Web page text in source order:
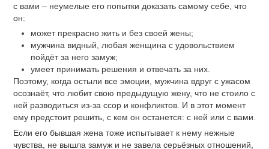
с вами – неумелые его попытки доказать самому себе, что
он:
может прекрасно жить и без своей жены;
мужчина видный, любая женщина с удовольствием
пойдёт за него замуж;
умеет принимать решения и отвечать за них.
Поэтому, когда остыли все эмоции, мужчина вдруг с ужасом
осознаёт, что любит свою предыдущую жену, что не стоило с
ней разводиться из-за ссор и конфликтов. И в этот момент
ему предстоит решить, с кем он останется: с ней или с вами.
Если его бывшая жена тоже испытывает к нему нежные
чувства, не вышла замуж и не завела серьёзных отношений,